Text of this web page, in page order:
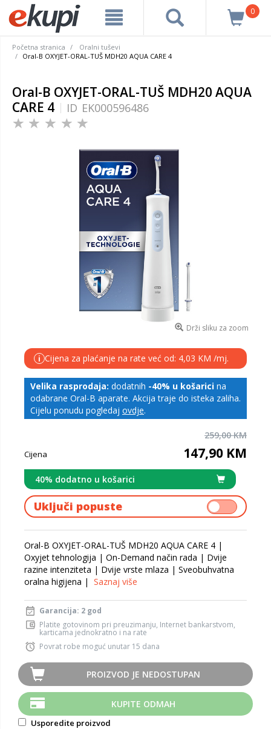
0
Početna stranica
Oralni tuševi
Oral-B OXYJET-ORAL-TUŠ MDH20 AQUA CARE 4
Oral-B OXYJET-ORAL-TUŠ MDH20 AQUA
CARE 4
ID EK000596486
Drži sliku za zoom
i Cijena za plaćanje na rate već od: 4,03 KM /mj.
Velika rasprodaja: dodatnih -40% u košarici na
odabrane Oral-B aparate. Akcija traje do isteka zaliha.
Cijelu ponudu pogledaj ovdje.
259,00 KM
Cijena 147,90 KM
40% dodatno u košarici
Uključi popuste
Oral-B OXYJET-ORAL-TUŠ MDH20 AQUA CARE 4 |
Oxyjet tehnologija | On-Demand način rada | Dvije
razine intenziteta | Dvije vrste mlaza | Sveobuhvatna
oralna higijena | Saznaj više
Garancija: 2 god
Platite gotovinom pri preuzimanju, Internet bankarstvom,
karticama jednokratno i na rate
Povrat robe moguć unutar 15 dana
PROIZVOD JE NEDOSTUPAN
KUPITE ODMAH
Usporedite proizvod